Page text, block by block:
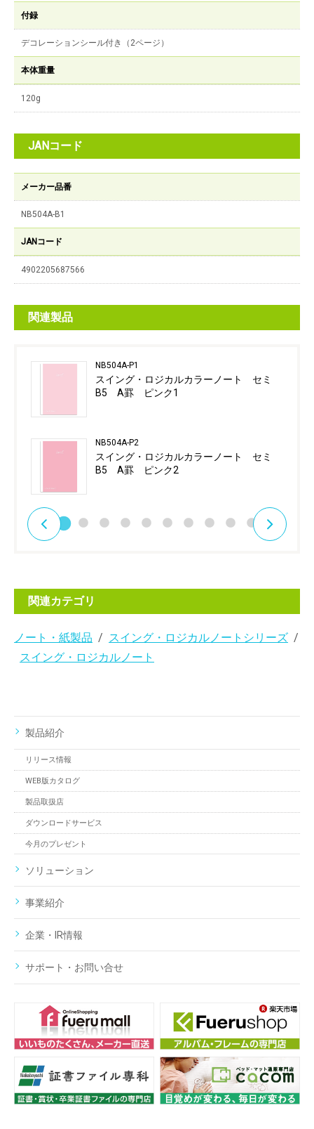
付録
デコレーションシール付き（2ページ）
本体重量
120g
JANコード
メーカー品番
NB504A-B1
JANコード
4902205687566
関連製品
NB504A-P1
スイング・ロジカルカラーノート セミ
B5 A罫 ピンク1
NB504A-P2
スイング・ロジカルカラーノート セミ
B5 A罫 ピンク2
関連カテゴリ
ノート・紙製品
スイング・ロジカルノートシリーズ
スイング・ロジカルノート
製品紹介
リリース情報
WEB版カタログ
製品取扱店
ダウンロードサービス
今月のプレゼント
ソリューション
事業紹介
企業・IR情報
サポート・お問い合せ